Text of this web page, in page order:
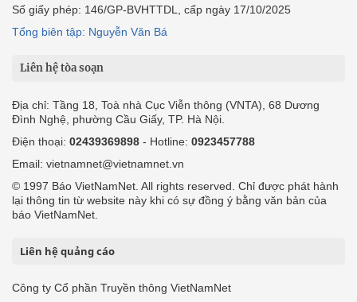
Số giấy phép: 146/GP-BVHTTDL, cấp ngày 17/10/2025
Tổng biên tập: Nguyễn Văn Bá
Liên hệ tòa soạn
Địa chỉ: Tầng 18, Toà nhà Cục Viễn thông (VNTA), 68 Dương
Đình Nghệ, phường Cầu Giấy, TP. Hà Nội.
Điện thoại: 02439369898 - Hotline: 0923457788
Email: vietnamnet@vietnamnet.vn
© 1997 Báo VietNamNet. All rights reserved. Chỉ được phát hành
lại thông tin từ website này khi có sự đồng ý bằng văn bản của
báo VietNamNet.
Liên hệ quảng cáo
Công ty Cổ phần Truyền thông VietNamNet